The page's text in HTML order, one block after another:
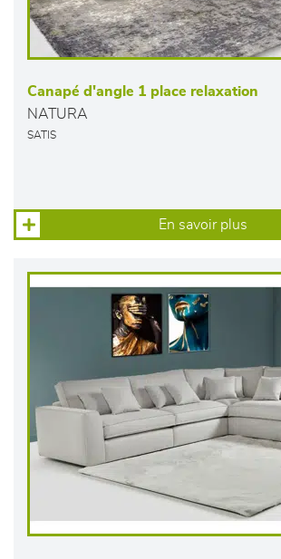
Canapé d'angle 1 place relaxation
NATURA
SATIS
En savoir plus